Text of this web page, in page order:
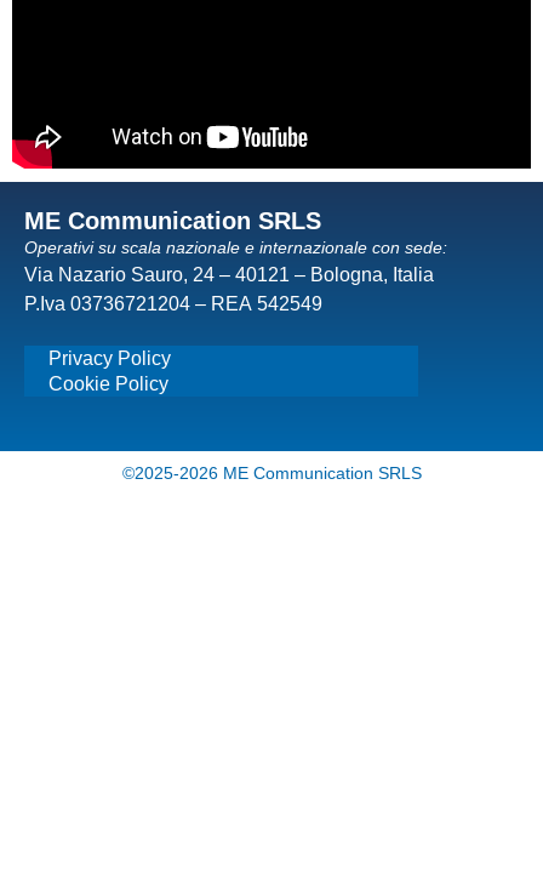
ME Communication SRLS
Operativi su scala nazionale e internazionale con sede:
Via Nazario Sauro, 24 – 40121 – Bologna, Italia
P.Iva 03736721204 – REA 542549
Privacy Policy
Cookie Policy
©2025-2026 ME Communication SRLS